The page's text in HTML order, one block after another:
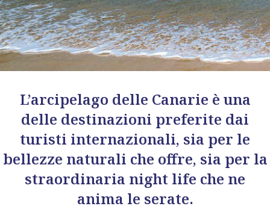
L’arcipelago delle Canarie è una
delle destinazioni preferite dai
turisti internazionali, sia per le
bellezze naturali che offre, sia per la
straordinaria night life che ne
anima le serate.